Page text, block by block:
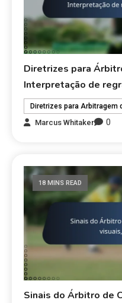
Diretrizes para
Interpretação de
Diretrizes para Arbitragem
Marcus Whitaker
0
18 MINS READ
Sinais do Árbitro de